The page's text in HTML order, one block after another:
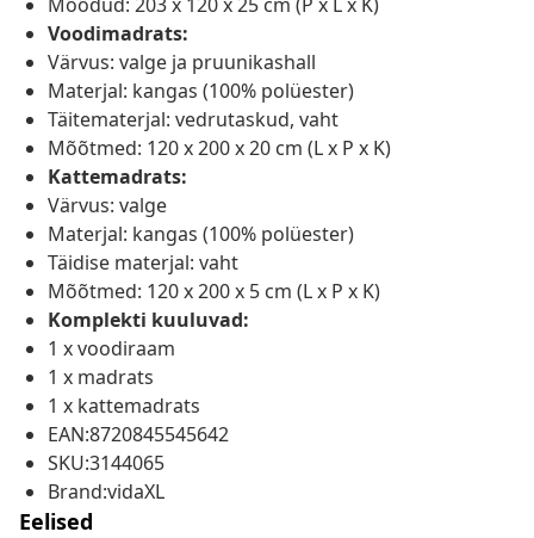
Voodimadrats:
Värvus: valge ja pruunikashall
Materjal: kangas (100% polüester)
Täitematerjal: vedrutaskud, vaht
Mõõtmed: 120 x 200 x 20 cm (L x P x K)
Kattemadrats:
Värvus: valge
Materjal: kangas (100% polüester)
Täidise materjal: vaht
Mõõtmed: 120 x 200 x 5 cm (L x P x K)
Komplekti kuuluvad:
1 x voodiraam
1 x madrats
1 x kattemadrats
EAN:8720845545642
SKU:3144065
Brand:vidaXL
Eelised